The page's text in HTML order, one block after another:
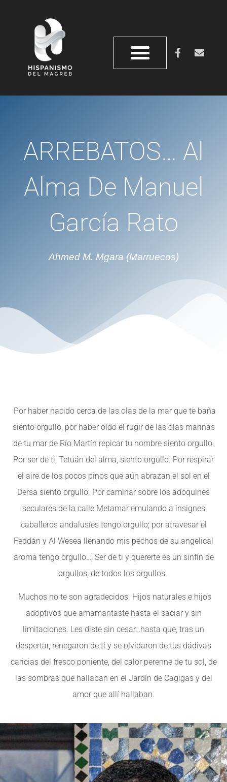
ARREBATOS… Al
Alma De Manuel
García Rato
Ahmed M. Mgara (Marruecos)
Por haber nacido cerca de las olas de la mar que te baña
siento orgullo, por haber oído el rugir de las olas marinas
de tu mar de Río Martín repicar tu nombre siento orgullo.
Por ser de ti, Tetuán del alma, siento orgullo. Por respirar
el aire de los pocos pinos que aún abrazan el sol en el
Dersa siento orgullo. Por caminar sobre los adoquines
seculares de la calle Metamar emulando a insignes
caballeros andalusíes tengo orgullo; por atravesar el
Feddán y Al Wesea llenando mis pechos de su angelical
aroma tengo orgullo…; Ser de ti y quererte es un sinfín de
orgullos, de todos los orgullos.
Muchos no te son agradecidos. Hijos naturales e hijos
adoptivos que amamantaste hasta el saciar y sin
limitaciones. Les diste sin cesar…hasta que, tras un
despertar, renegaron de ti y se olvidaron de tus dádivas
caricias del fresco poniente, del calor perenne de tu sol, de
las sombras que hallaban en el Jardín de Cagigas y del
amor que allí hallaban.